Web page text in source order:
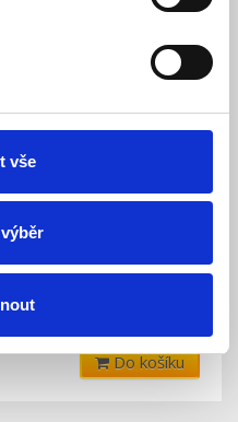
vše
19" 6U
Do košíku